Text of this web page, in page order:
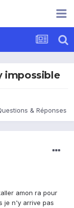
impossible
& Réponses
amon ra pour
je n'y arrive pas